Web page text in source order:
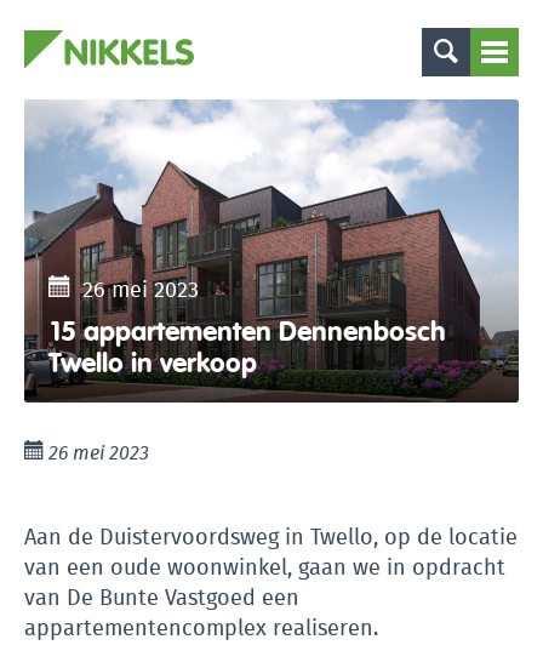
26 mei 2023
15 appartementen Dennenbosch
Twello in verkoop
26 mei 2023
Aan de Duistervoordsweg in Twello, op de locatie
van een oude woonwinkel, gaan we in opdracht
van De Bunte Vastgoed een
appartementencomplex realiseren.